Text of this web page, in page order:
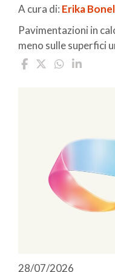
A cura di: Erika
Pavimentazioni in
meno sulle superfici
28/07/2026